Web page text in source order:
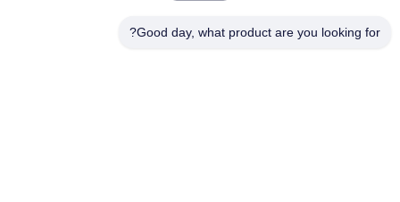
Good day, what product are you looking for?